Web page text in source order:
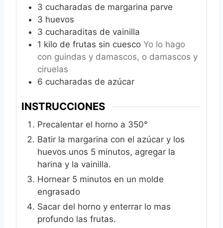
3 cucharadas de margarina parve
3 huevos
3 cucharaditas de vainilla
1 kilo de frutas sin cuesco Yo lo hago
con guindas y damascos, o damascos y
ciruelas
6 cucharadas de azúcar
INSTRUCCIONES
Precalentar el horno a 350°
Batir la margarina con el azúcar y los
huevos unos 5 minutos, agregar la
harina y la vainilla.
Hornear 5 minutos en un molde
engrasado
Sacar del horno y enterrar lo mas
profundo las frutas.